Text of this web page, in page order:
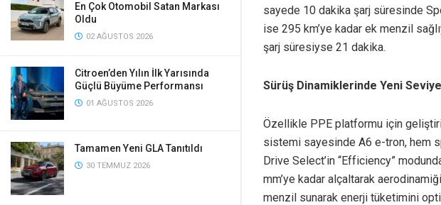
En Çok Otomobil Satan Markası
Oldu
02 AĞUSTOS 2026
Citroen’den Yılın İlk Yarısında
Güçlü Büyüme Performansı
01 AĞUSTOS 2026
Tamamen Yeni GLA Tanıtıldı
30 TEMMUZ 2026
sayede 10 dakika şarj süresinde
ise 295 km’ye kadar ek menzil
şarj süresiyse 21 dakika.
Sürüş Dinamiklerinde Yeni Seviye
Özellikle PPE platformu için
sistemi sayesinde A6 e-tron, hem
Drive Select’in “Efficiency”
mm’ye kadar alçaltarak
menzil sunarak enerji tüketimini